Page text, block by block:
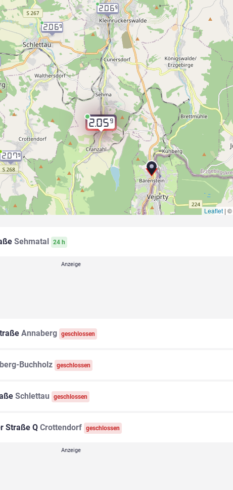
2.059
2.079
2.069
2.069
Leaflet | ©
Sehmatal 24 h
Annaberg geschlossen
Buchholz geschlossen
Schlettau geschlossen
Straße Q Crottendorf geschlossen